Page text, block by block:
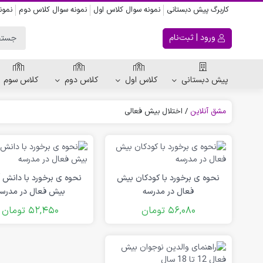
کاربرگ پیش دبستانی نمونه سوال کلاس اول نمونه سوال کلاس دوم
ورود | ثبت‌نام
پیش دبستانی
کاربرگ اعداد
کاربرگ تقارن ، قرینه
الگویابی پیش دبستانی
کتاب پیش دبستانی
کلاس اول کلاس دوم کلاس سوم
مشق آنلاین / اختلال بیش فعالی
نحوه ی برخورد با کودکان بیش
فعال در مدرسه
56,080 تومان
نحوه ی برخورد با دانش
بیش فعال در
52,450 تومان